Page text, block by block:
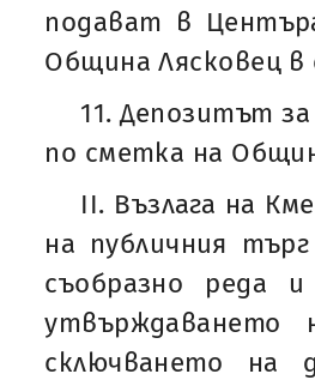
подават в
Община Лясковец в
11. Депозитът
по сметка на
ІІ. Възлага на
на публичния
съобразно реда
сключването на